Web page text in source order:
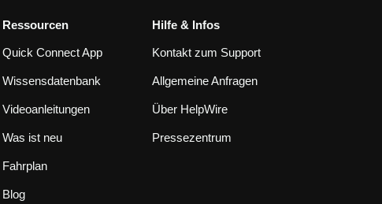
Ressourcen
Quick Connect App
Wissensdatenbank
Videoanleitungen
Was ist neu
Fahrplan
Blog
Hilfe & Infos
Kontakt zum Support
Allgemeine Anfragen
Über HelpWire
Pressezentrum